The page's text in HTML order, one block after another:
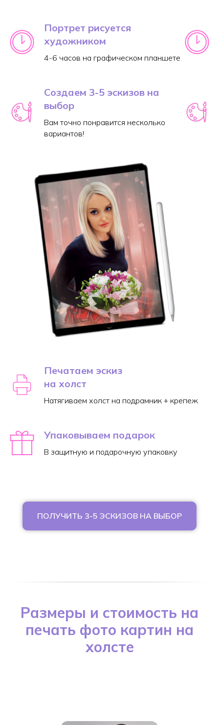
Портрет рисуется
художником
4-6 часов на графическом планшете
Создаем 3-5 эскизов на
выбор
Вам точно понравится несколько
вариантов!
Печатаем эскиз
на холст
Натягиваем холст на подрамник + крепеж
Упаковываем подарок
В защитную и подарочную упаковку
ПОЛУЧИТЬ 3-5 ЭСКИЗОВ НА ВЫБОР
Размеры и стоимость на
печать фото картин на
холсте